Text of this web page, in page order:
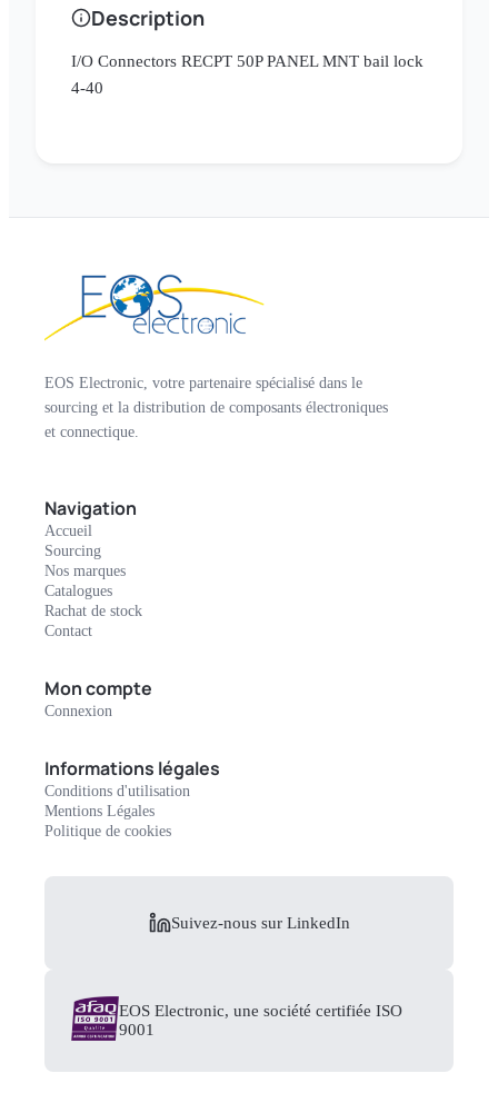
Description
I/O Connectors RECPT 50P PANEL MNT bail lock
4-40
EOS Electronic, votre partenaire spécialisé dans le
sourcing et la distribution de composants électroniques
et connectique.
Navigation
Accueil
Sourcing
Nos marques
Catalogues
Rachat de stock
Contact
Mon compte
Connexion
Informations légales
Conditions d'utilisation
Mentions Légales
Politique de cookies
Suivez-nous sur LinkedIn
EOS Electronic, une société certifiée ISO
9001